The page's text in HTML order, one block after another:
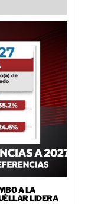
A LA
LIDERA